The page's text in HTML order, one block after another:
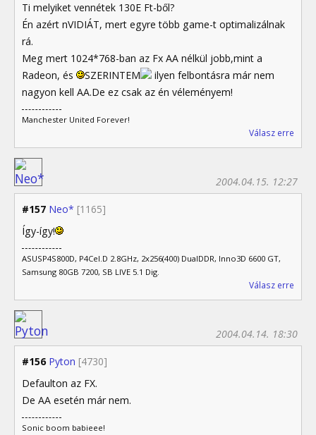
Ti melyiket vennétek 130E Ft-ből?
Én azért nVIDIÁT, mert egyre több game-t optimalizálnak
rá.
Meg mert 1024*768-ban az Fx AA nélkül jobb,mint a
Radeon, és
SZERINTEM
ilyen felbontásra már nem
nagyon kell AA.De ez csak az én véleményem!
Manchester United Forever!
Válasz erre
#157 Neo* [1165]
2004.04.15. 12:27
Így-így!
ASUSP4S800D, P4Cel.D 2.8GHz, 2x256(400) DualDDR, Inno3D 6600 GT,
Samsung 80GB 7200, SB LIVE 5.1 Dig.
Válasz erre
#156 Pyton [4730]
2004.04.14. 18:30
Defaulton az FX.
De AA esetén már nem.
Sonic boom babieee!